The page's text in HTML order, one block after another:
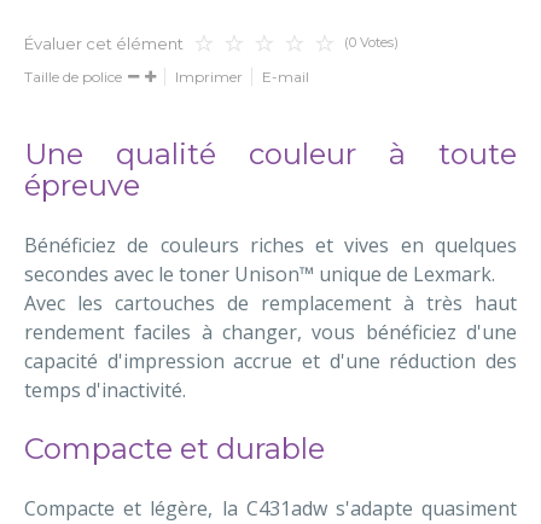
Évaluer cet élément (0 Votes)
Taille de police Imprimer E-mail
Une qualité couleur à toute
épreuve
Bénéficiez de couleurs riches et vives en quelques
secondes avec le toner Unison™ unique de Lexmark.
Avec les cartouches de remplacement à très haut
rendement faciles à changer, vous bénéficiez d'une
capacité d'impression accrue et d'une réduction des
temps d'inactivité.
Compacte et durable
Compacte et légère, la C431adw s'adapte quasiment